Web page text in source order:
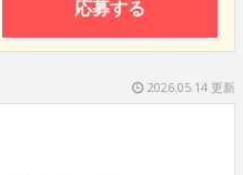
応募する
2026.05.14 更新